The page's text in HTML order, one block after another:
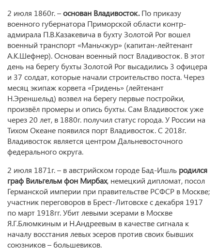
2 июля 1860г. –основан Владивосток.По приказу
военного губернатора Приморской области контр-
адмирала П.В.Казакевича в бухту Золотой Рог вошел
военный транспорт «Маньчжур» (капитан-лейтенант
А.К.Шефнер). Основан военный пост Владивосток. В этот
день на берегу бухты Золотой Рог высадились 3 офицера
и 37 солдат, которые начали строительство поста. Через
месяц экипаж корвета «Гридень» (лейтенант
Н.Эреншельд) возвел на берегу первые постройки,
произвёл промеры и опись бухты. Сам Владивосток уже
через 20 лет, в 1880г. получил статус города. У России на
Тихом Океане появился порт Владивосток. С 2018г.
Владивосток является центром Дальневосточного
федерального округа.
2 июля 1871г. – в австрийском городе Бад-Ишль родился
граф Вильгельм фон Мирбах, немецкий дипломат, посол
Германской империи при правительстве РСФСР в Москве;
участник переговоров в Брест-Литовске с декабря 1917
по март 1918гг. Убит левыми эсерами в Москве
Я.Г.Блюмкиным и Н.Андреевым в качестве сигнала к
началу восстания левых эсеров против своих бывших
союзников – большевиков.